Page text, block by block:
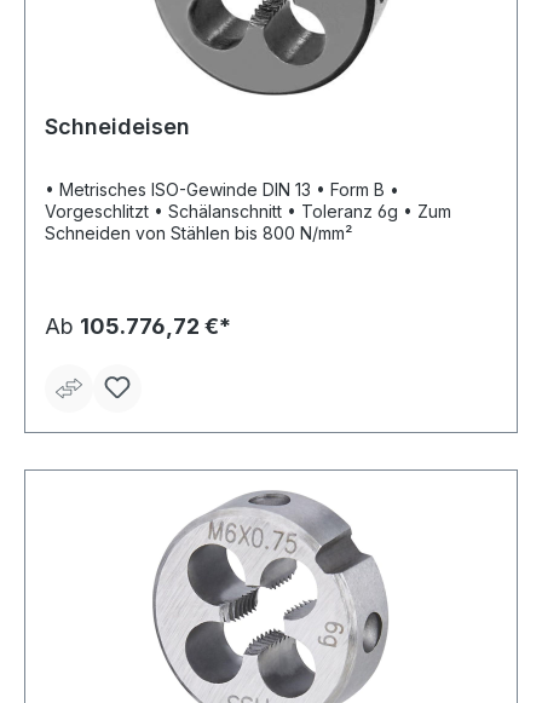
Schneideisen
• Metrisches ISO-Gewinde DIN 13 • Form B •
Vorgeschlitzt • Schälanschnitt • Toleranz 6g • Zum
Schneiden von Stählen bis 800 N/mm²
Ab 105.776,72 €*